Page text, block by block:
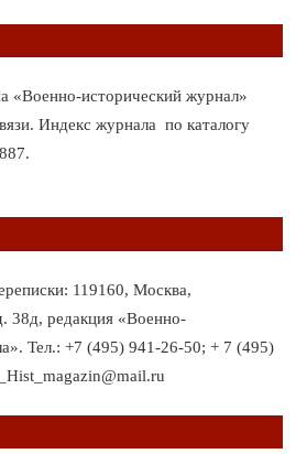
«Военно-исторический журнал»
Индекс журнала по каталогу
119160, Москва,
38д, редакция «Военно-
Тел.: +7 (495) 941-26-50; + 7 (495)